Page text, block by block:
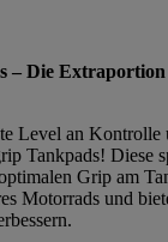
– Die
Level an Kontrolle
Tankpads! Diese
Grip am
Motorrads und